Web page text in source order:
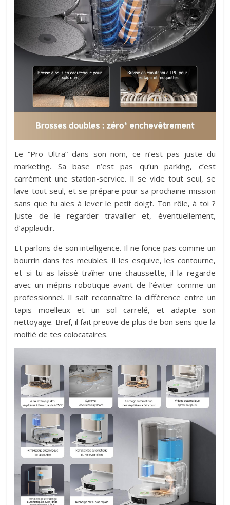
Le “Pro Ultra” dans son nom, ce n’est pas juste du
marketing. Sa base n’est pas qu’un parking, c’est
carrément une station-service. Il se vide tout seul, se
lave tout seul, et se prépare pour sa prochaine mission
sans que tu aies à lever le petit doigt. Ton rôle, à toi ?
Juste de le regarder travailler et, éventuellement,
d’applaudir.
Et parlons de son intelligence. Il ne fonce pas comme un
bourrin dans tes meubles. Il les esquive, les contourne,
et si tu as laissé traîner une chaussette, il la regarde
avec un mépris robotique avant de l’éviter comme un
professionnel. Il sait reconnaître la différence entre un
tapis moelleux et un sol carrelé, et adapte son
nettoyage. Bref, il fait preuve de plus de bon sens que la
moitié de tes colocataires.